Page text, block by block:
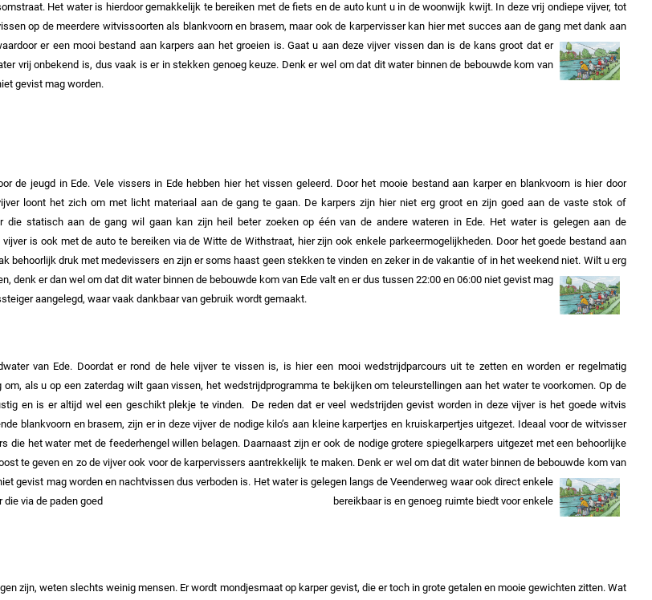
Het water is hierdoor gemakkelijk te bereiken met de fiets en de auto kunt u in de woonwijk kwijt. In deze vrij ondiepe vijver, tot
op de meerdere witvissoorten als blankvoorn en brasem, maar ook de karpervisser kan hier met succes aan de gang met dank aan
er een mooi bestand aan karpers aan het groeien is. Gaat u aan deze vijver vissen dan is de kans groot dat er
vrij onbekend is, dus vaak is er in stekken genoeg keuze. Denk er wel om dat dit water binnen de bebouwde kom van
gevist mag worden.
de jeugd in Ede. Vele vissers in Ede hebben hier het vissen geleerd. Door het mooie bestand aan karper en blankvoorn is hier door
loont het zich om met licht materiaal aan de gang te gaan. De karpers zijn hier niet erg groot en zijn goed aan de vaste stok of
die statisch aan de gang wil gaan kan zijn heil beter zoeken op één van de andere wateren in Ede. Het water is gelegen aan de
is ook met de auto te bereiken via de Witte de Withstraat, hier zijn ook enkele parkeermogelijkheden. Door het goede bestand aan
behoorlijk druk met medevissers en zijn er soms haast geen stekken te vinden en zeker in de vakantie of in het weekend niet. Wilt u erg
denk er dan wel om dat dit water binnen de bebouwde kom van Ede valt en er dus tussen 22:00 en 06:00 niet gevist mag
aangelegd, waar vaak dankbaar van gebruik wordt gemaakt.
van Ede. Doordat er rond de hele vijver te vissen is, is hier een mooi wedstrijdparcours uit te zetten en worden er regelmatig
als u op een zaterdag wilt gaan vissen, het wedstrijdprogramma te bekijken om teleurstellingen aan het water te voorkomen. Op de
en is er altijd wel een geschikt plekje te vinden.
De reden dat er veel wedstrijden gevist worden in deze vijver is het goede witvis
blankvoorn en brasem, zijn er in deze vijver de nodige kilo’s aan kleine karpertjes en kruiskarpertjes uitgezet. Ideaal voor de witvisser
die het water met de feederhengel willen belagen. Daarnaast zijn er ook de nodige grotere spiegelkarpers uitgezet met een behoorlijke
te geven en zo de vijver ook voor de karpervissers aantrekkelijk te maken. Denk er wel om dat dit water binnen de bebouwde kom van
gevist mag worden en nachtvissen dus verboden is. Het water is gelegen langs de Veenderweg waar ook direct enkele
invalidensteiger die via de paden goed bereikbaar is en genoeg ruimte biedt voor enkele
zijn, weten slechts weinig mensen. Er wordt mondjesmaat op karper gevist, die er toch in grote getalen en mooie gewichten zitten. Wat